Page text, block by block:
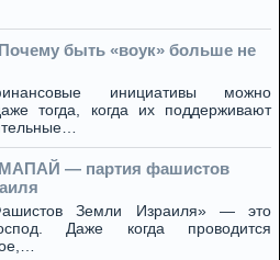
Почему быть «воук» больше не
инициативы можно
тогда, когда их поддерживают
МАПАЙ — партия фашистов
Земли Израиля» — это
Даже когда проводится